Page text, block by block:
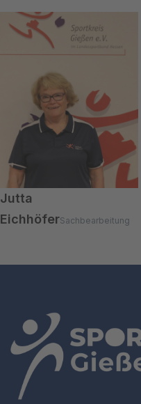
Jutta
EichhöferSachbearbeitung